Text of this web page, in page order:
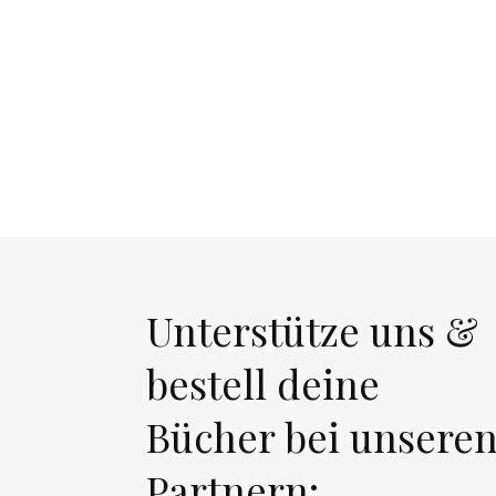
Unterstütze uns &
bestell deine
Bücher bei